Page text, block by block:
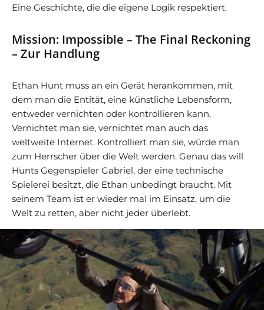
Eine Geschichte, die die eigene Logik respektiert.
Mission: Impossible – The Final Reckoning
– Zur Handlung
Ethan Hunt muss an ein Gerät herankommen, mit
dem man die Entität, eine künstliche Lebensform,
entweder vernichten oder kontrollieren kann.
Vernichtet man sie, vernichtet man auch das
weltweite Internet. Kontrolliert man sie, würde man
zum Herrscher über die Welt werden. Genau das will
Hunts Gegenspieler Gabriel, der eine technische
Spielerei besitzt, die Ethan unbedingt braucht. Mit
seinem Team ist er wieder mal im Einsatz, um die
Welt zu retten, aber nicht jeder überlebt.